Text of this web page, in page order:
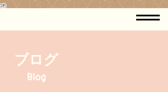
ブログ
Blog